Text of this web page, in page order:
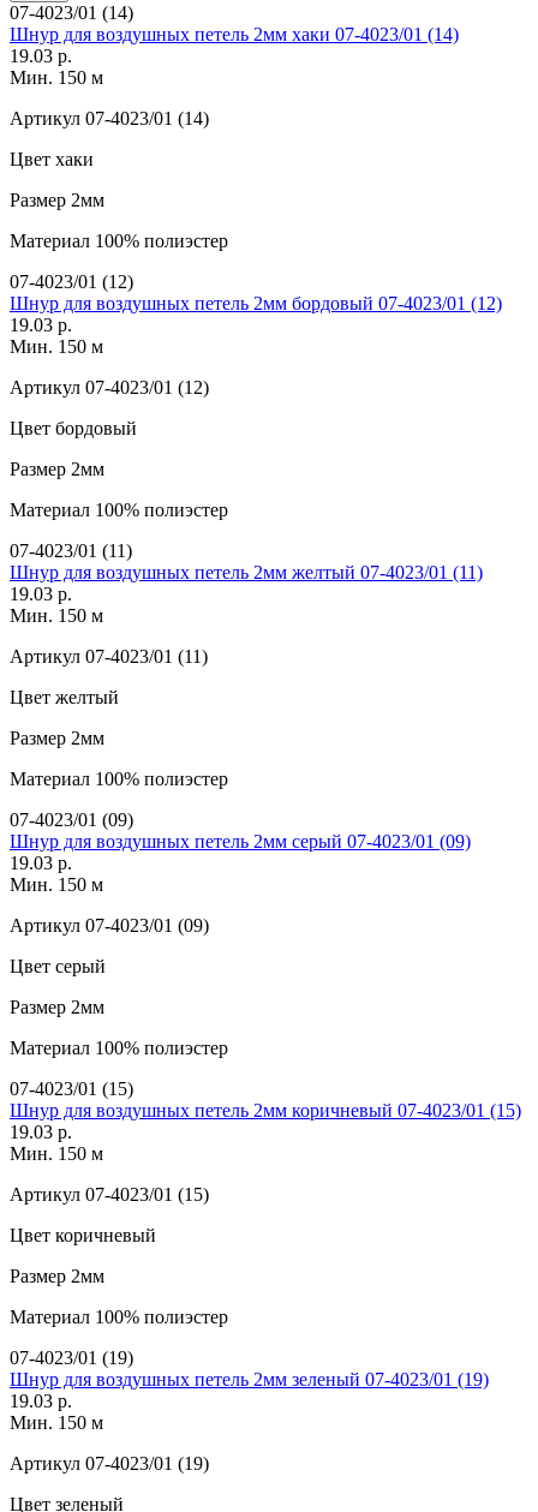
07-4023/01 (14)
Шнур для воздушных петель 2мм хаки 07-4023/01 (14)
19.03 р.
Мин. 150 м
Артикул 07-4023/01 (14)
Цвет хаки
Размер 2мм
Материал 100% полиэстер
07-4023/01 (12)
Шнур для воздушных петель 2мм бордовый 07-4023/01 (12)
19.03 р.
Мин. 150 м
Артикул 07-4023/01 (12)
Цвет бордовый
Размер 2мм
Материал 100% полиэстер
07-4023/01 (11)
Шнур для воздушных петель 2мм желтый 07-4023/01 (11)
19.03 р.
Мин. 150 м
Артикул 07-4023/01 (11)
Цвет желтый
Размер 2мм
Материал 100% полиэстер
07-4023/01 (09)
Шнур для воздушных петель 2мм серый 07-4023/01 (09)
19.03 р.
Мин. 150 м
Артикул 07-4023/01 (09)
Цвет серый
Размер 2мм
Материал 100% полиэстер
07-4023/01 (15)
Шнур для воздушных петель 2мм коричневый 07-4023/01 (15)
19.03 р.
Мин. 150 м
Артикул 07-4023/01 (15)
Цвет коричневый
Размер 2мм
Материал 100% полиэстер
07-4023/01 (19)
Шнур для воздушных петель 2мм зеленый 07-4023/01 (19)
19.03 р.
Мин. 150 м
Артикул 07-4023/01 (19)
Цвет зеленый